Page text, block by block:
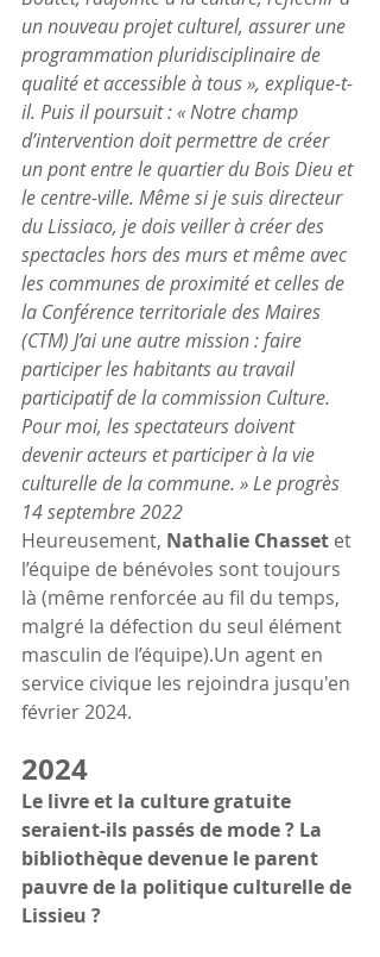
un nouveau projet culturel, assurer une
programmation pluridisciplinaire de
qualité et accessible à tous », explique-t-
il. Puis il poursuit : « Notre champ
d’intervention doit permettre de créer
un pont entre le quartier du Bois Dieu et
le centre-ville. Même si je suis directeur
du Lissiaco, je dois veiller à créer des
spectacles hors des murs et même avec
les communes de proximité et celles de
la Conférence territoriale des Maires
(CTM) J’ai une autre mission : faire
participer les habitants au travail
participatif de la commission Culture.
Pour moi, les spectateurs doivent
devenir acteurs et participer à la vie
culturelle de la commune. » Le progrès
14 septembre 2022
Heureusement, Nathalie Chasset et
l’équipe de bénévoles sont toujours
là (même renforcée au fil du temps,
malgré la défection du seul élément
masculin de l’équipe).Un agent en
service civique les rejoindra jusqu'en
février 2024.
2024
Le livre et la culture gratuite
seraient-ils passés de mode ? La
bibliothèque devenue le parent
pauvre de la politique culturelle de
Lissieu ?